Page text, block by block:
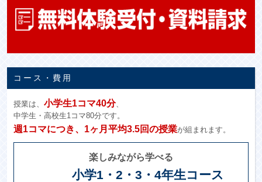
コース・費用
授業は、小学生1コマ40分、
中学生・高校生1コマ80分です。
週1コマにつき、1ヶ月平均3.5回の授業が組まれます。
楽しみながら学べる
小学1・2・3・4年生コース